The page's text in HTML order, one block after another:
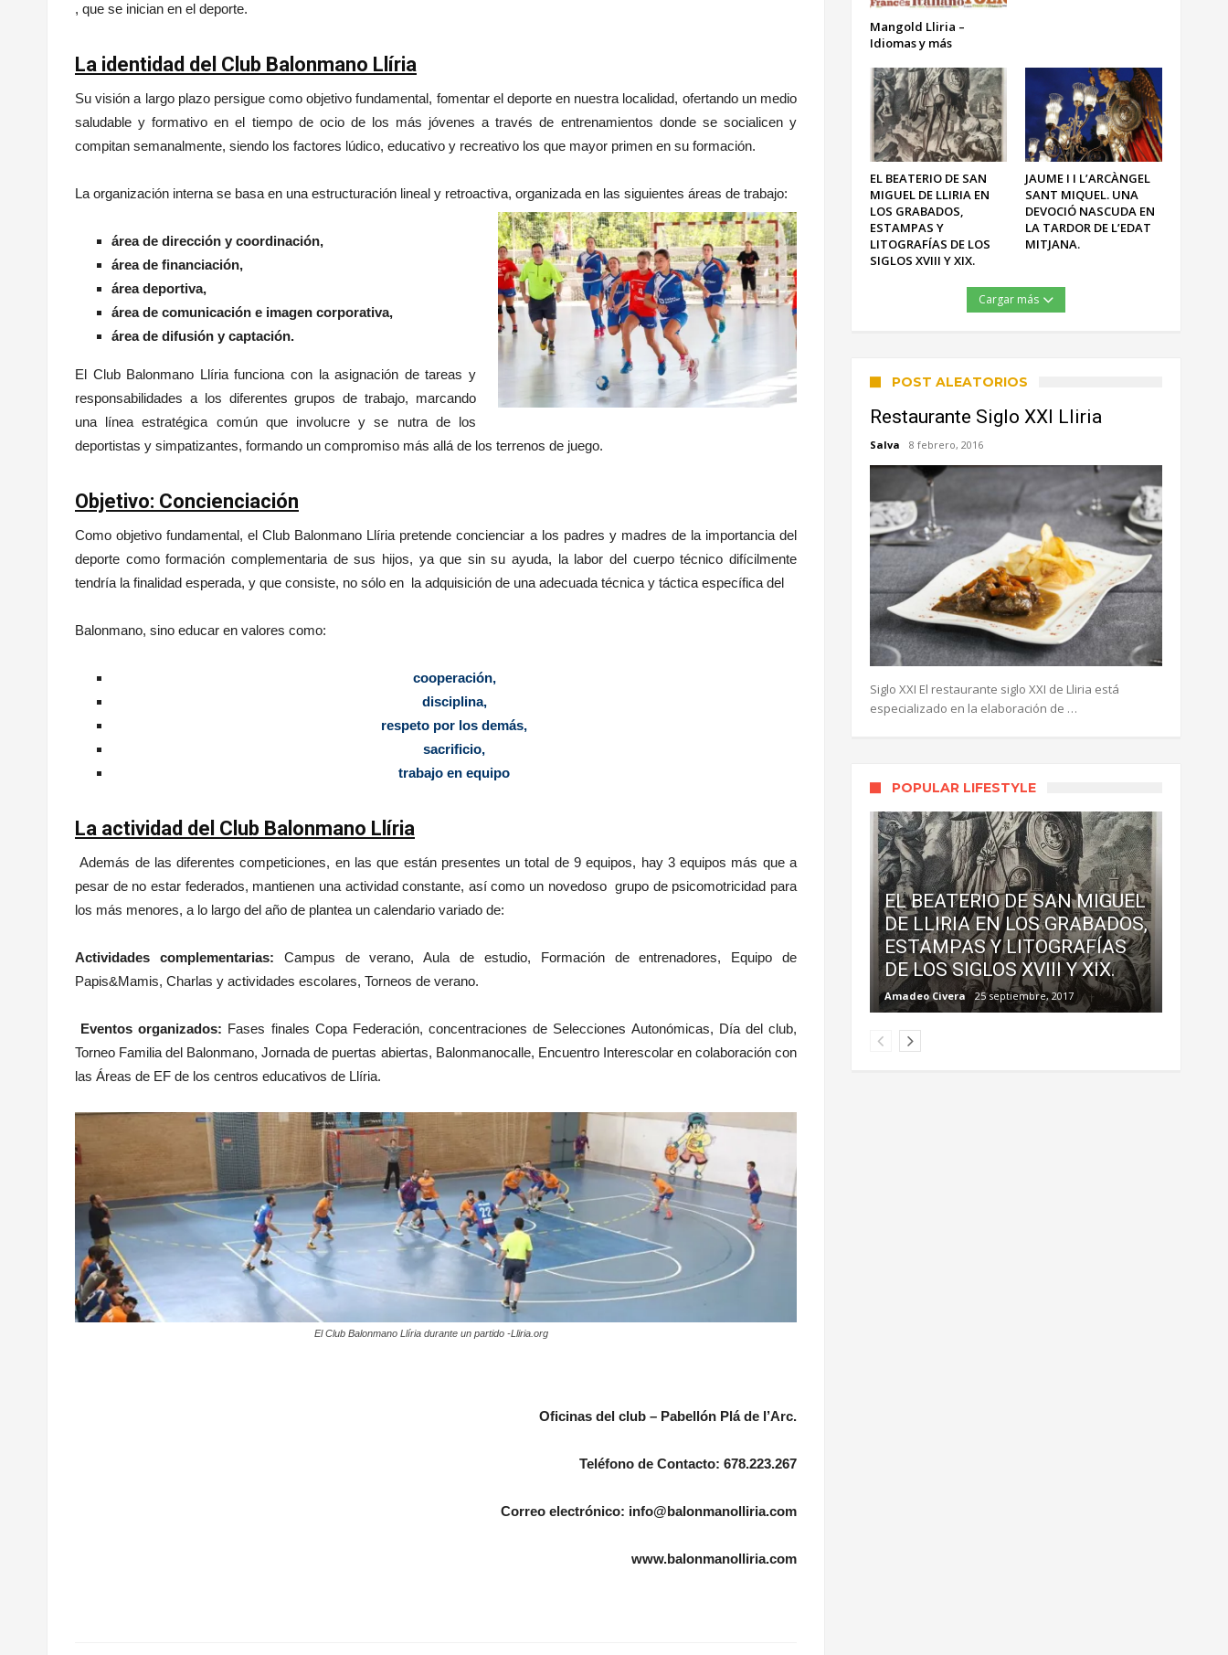
, que se inician en el deporte.
La identidad del Club Balonmano Llíria
Su visión a largo plazo persigue como objetivo fundamental, fomentar el deporte en nuestra localidad, ofertando un medio
saludable y formativo en el tiempo de ocio de los más jóvenes a través de entrenamientos donde se socialicen y
compitan semanalmente, siendo los factores lúdico, educativo y recreativo los que mayor primen en su formación.
La organización interna se basa en una estructuración lineal y retroactiva, organizada en las siguientes áreas de trabajo:
área de dirección y coordinación,
área de financiación,
área deportiva,
área de comunicación e imagen corporativa,
área de difusión y captación.
El Club Balonmano Llíria funciona con la asignación de tareas y
responsabilidades a los diferentes grupos de trabajo, marcando
una línea estratégica común que involucre y se nutra de los
deportistas y simpatizantes, formando un compromiso más allá de los terrenos de juego.
Objetivo: Concienciación
Como objetivo fundamental, el Club Balonmano Llíria pretende concienciar a los padres y madres de la importancia del
deporte como formación complementaria de sus hijos, ya que sin su ayuda, la labor del cuerpo técnico difícilmente
tendría la finalidad esperada, y que consiste, no sólo en la adquisición de una adecuada técnica y táctica específica del
Balonmano, sino educar en valores como:
cooperación,
disciplina,
respeto por los demás,
sacrificio,
trabajo en equipo
La actividad del Club Balonmano Llíria
Además de las diferentes competiciones, en las que están presentes un total de 9 equipos, hay 3 equipos más que a
pesar de no estar federados, mantienen una actividad constante, así como un novedoso grupo de psicomotricidad para
los más menores, a lo largo del año de plantea un calendario variado de:
Actividades complementarias: Campus de verano, Aula de estudio, Formación de entrenadores, Equipo de
Papis&Mamis, Charlas y actividades escolares, Torneos de verano.
Eventos organizados: Fases finales Copa Federación, concentraciones de Selecciones Autonómicas, Día del club,
Torneo Familia del Balonmano, Jornada de puertas abiertas, Balonmanocalle, Encuentro Interescolar en colaboración con
las Áreas de EF de los centros educativos de Llíria.
El Club Balonmano Llíria durante un partido -Lliria.org
Oficinas del club – Pabellón Plá de l’Arc.
Teléfono de Contacto: 678.223.267
Correo electrónico: info@balonmanolliria.com
www.balonmanolliria.com
Mangold Lliria –
Idiomas y más
EL BEATERIO DE SAN
MIGUEL DE LLIRIA EN
LOS GRABADOS,
ESTAMPAS Y
LITOGRAFÍAS DE LOS
SIGLOS XVIII Y XIX.
JAUME I I L’ARCÀNGEL
SANT MIQUEL. UNA
DEVOCIÓ NASCUDA EN
LA TARDOR DE L’EDAT
MITJANA.
Cargar más
POST ALEATORIOS
Restaurante Siglo XXI Lliria
Salva 8 febrero, 2016
Siglo XXI El restaurante siglo XXI de Lliria está
especializado en la elaboración de …
POPULAR LIFESTYLE
EL BEATERIO DE SAN MIGUEL
DE LLIRIA EN LOS GRABADOS,
ESTAMPAS Y LITOGRAFÍAS
DE LOS SIGLOS XVIII Y XIX.
Amadeo Civera 25 septiembre, 2017